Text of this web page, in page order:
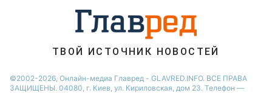
ТВОЙ ИСТОЧНИК НОВОСТЕЙ
©2002-2026, Онлайн-медиа Главред - GLAVRED.INFO. ВСЕ ПРАВА
ЗАЩИЩЕНЫ. 04080, г. Киев, ул. Кириловская, дом 23. Телефон —